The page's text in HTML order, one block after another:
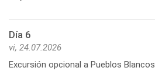
Día 6
vi, 24.07.2026
Excursión opcional a Pueblos Blancos